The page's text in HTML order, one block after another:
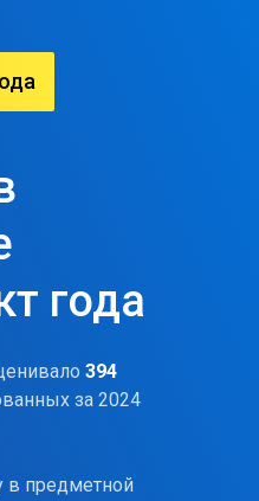
года
394
за 2024
в предметной